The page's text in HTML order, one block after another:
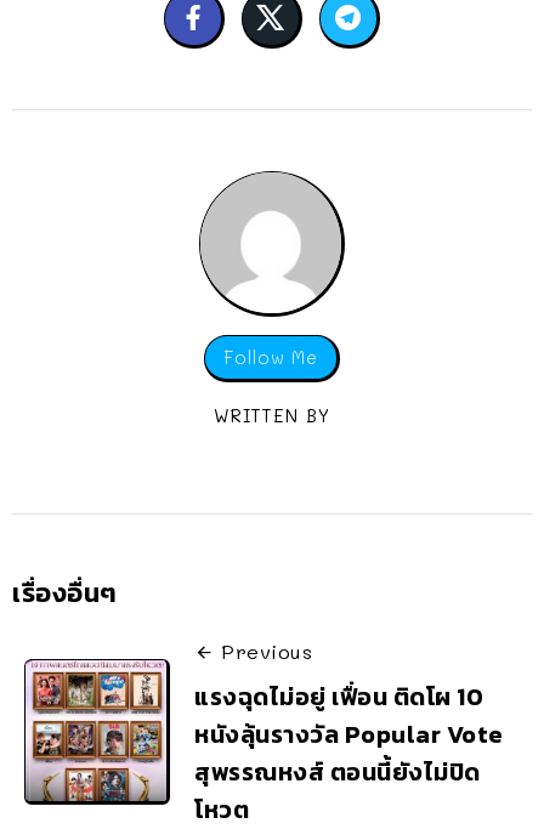
Follow Me
WRITTEN BY
เรื่องอื่นๆ
Previous
แรงฉุดไม่อยู่ เฟื่อน ติดโผ 10
หนังลุ้นรางวัล Popular Vote
สุพรรณหงส์ ตอนนี้ยังไม่ปิด
โหวต